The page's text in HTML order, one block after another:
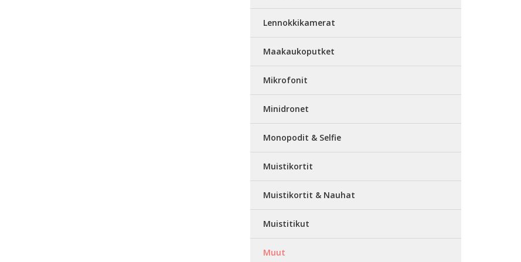
Lennokkikamerat
Maakaukoputket
Mikrofonit
Minidronet
Monopodit & Selfie
Muistikortit
Muistikortit & Nauhat
Muistitikut
Muut